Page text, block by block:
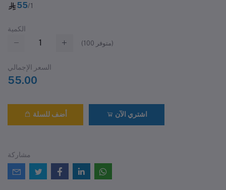
55/1
الكمية
(100 متوفر)
السعر الإجمالي
55.00
أضف للسلة اشتري الآن
مشاركة